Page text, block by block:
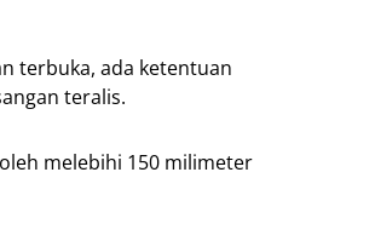
terbuka, ada ketentuan
teralis.
melebihi 150 milimeter